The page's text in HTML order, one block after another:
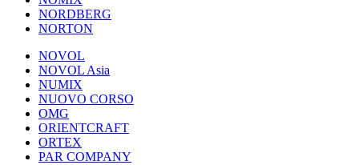
NORDBERG
NORTON
NOVOL
NOVOL Asia
NUMIX
NUOVO CORSO
OMG
ORIENTCRAFT
ORTEX
PAR COMPANY